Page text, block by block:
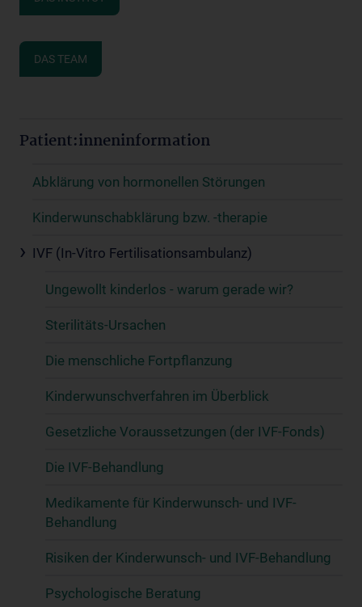
DAS TEAM
Patient:inneninformation
Abklärung von hormonellen Störungen
Kinderwunschabklärung bzw. -therapie
IVF (In-Vitro Fertilisationsambulanz)
Ungewollt kinderlos - warum gerade wir?
Sterilitäts-Ursachen
Die menschliche Fortpflanzung
Kinderwunschverfahren im Überblick
Gesetzliche Voraussetzungen (der IVF-Fonds)
Die IVF-Behandlung
Medikamente für Kinderwunsch- und IVF-
Behandlung
Risiken der Kinderwunsch- und IVF-Behandlung
Psychologische Beratung